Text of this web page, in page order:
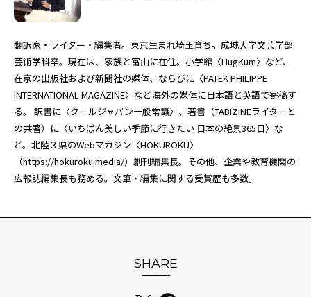
翻訳家・ライター・編集者。東京生まれ埼玉育ち。成城大学文芸学部
芸術学科卒。現在は、家族と富山に在住。小学館〈HugKum〉など、
在京の出版社および新聞社の媒体、ならびに〈PATEK PHILIPPE
INTERNATIONAL MAGAZINE〉など海外の媒体に日本語と英語で寄稿す
る。 訳書に〈クールジャパン一般常識〉、著書（TABIZINEライターと
の共著）に〈いちばん美しい季節に行きたい 日本の絶景365日〉な
ど。北陸３県のWebマガジン〈HOKUROKU〉
（https://hokuroku.media/）創刊編集長。その他、企業や教育機関の
広報誌編集長も務める。文筆・編集に関する受賞歴も多数。
SHARE